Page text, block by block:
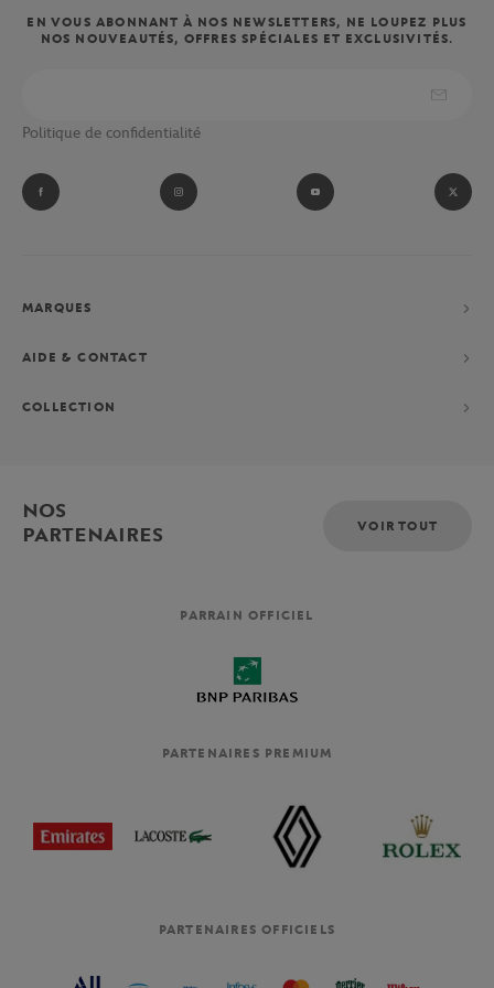
EN VOUS ABONNANT À NOS NEWSLETTERS, NE LOUPEZ PLUS
NOS NOUVEAUTÉS, OFFRES SPÉCIALES ET EXCLUSIVITÉS.
Politique de confidentialité
MARQUES
AIDE & CONTACT
COLLECTION
NOS
PARTENAIRES
VOIR TOUT
PARRAIN OFFICIEL
PARTENAIRES PREMIUM
PARTENAIRES OFFICIELS